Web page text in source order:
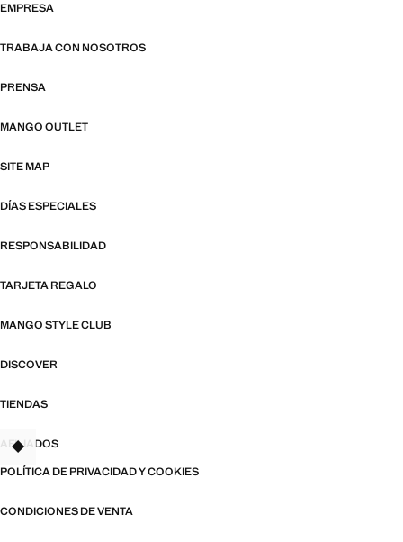
EMPRESA
TRABAJA CON NOSOTROS
PRENSA
MANGO OUTLET
SITE MAP
DÍAS ESPECIALES
RESPONSABILIDAD
TARJETA REGALO
MANGO STYLE CLUB
DISCOVER
TIENDAS
AFILIADOS
POLÍTICA DE PRIVACIDAD Y COOKIES
CONDICIONES DE VENTA